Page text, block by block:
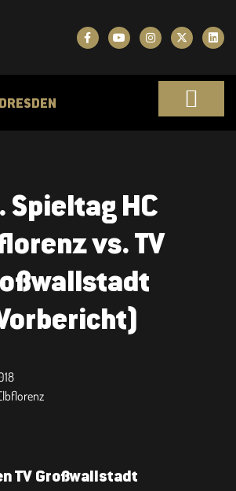
Spieltag HC
vs. TV
TV Großwallstadt